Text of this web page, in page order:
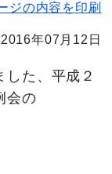
ジの内容を印刷
年07月12日
た、平成２
会の